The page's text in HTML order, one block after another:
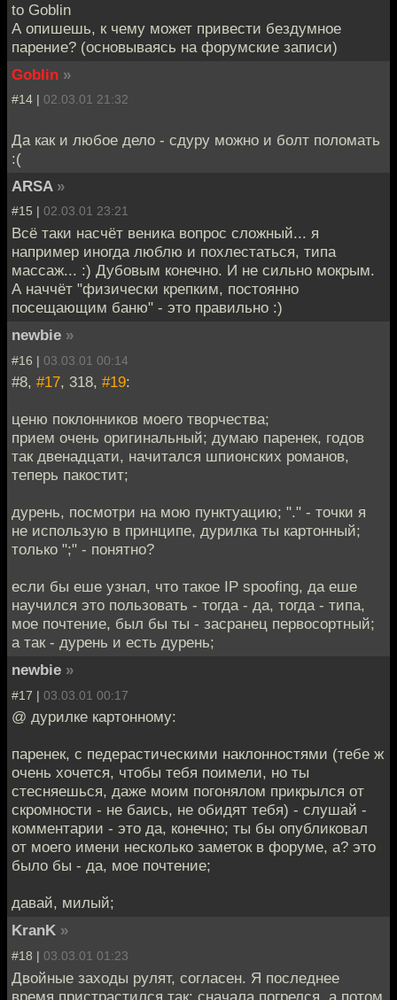
to Goblin
А опишешь, к чему может привести бездумное
парение? (основываясь на форумские записи)
Goblin »
#14 | 02.03.01 21:32
Да как и любое дело - сдуру можно и болт поломать
:(
ARSA »
#15 | 02.03.01 23:21
Всё таки насчёт веника вопрос сложный... я
например иногда люблю и похлестаться, типа
массаж... :) Дубовым конечно. И не сильно мокрым.
А наччёт "физически крепким, постоянно
посещающим баню" - это правильно :)
newbie »
#16 | 03.03.01 00:14
#8, #17, 318, #19:
ценю поклонников моего творчества;
прием очень оригинальный; думаю паренек, годов
так двенадцати, начитался шпионских романов,
теперь пакостит;
дурень, посмотри на мою пунктуацию; "." - точки я
не использую в принципе, дурилка ты картонный;
только ";" - понятно?
если бы еше узнал, что такое IP spoofing, да еше
научился это пользовать - тогда - да, тогда - типа,
мое почтение, был бы ты - засранец первосортный;
а так - дурень и есть дурень;
newbie »
#17 | 03.03.01 00:17
@ дурилке картонному:
паренек, с педерастическими наклонностями (тебе ж
очень хочется, чтобы тебя поимели, но ты
стесняешься, даже моим погонялом прикрылся от
скромности - не баись, не обидят тебя) - слушай -
комментарии - это да, конечно; ты бы опубликовал
от моего имени несколько заметок в форуме, а? это
было бы - да, мое почтение;
давай, милый;
KranK »
#18 | 03.03.01 01:23
Двойные заходы рулят, согласен. Я последнее
время пристрастился так: сначала погрелся, а потом